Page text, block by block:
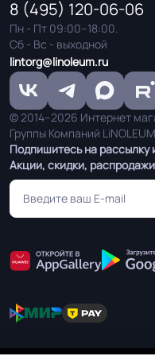
Система стыковки
швов
Система примыкания к
стенам
Способ укладки
более г/кв.м.
Производственная
площадка или завод
Подпишитесь на рассылку
Акции, скидки,
8 (495) 120-06-06
Пн - Пт 09:00–18:00.
Сб - Вс - выходной
lintorg@linoleum.ru
© 2014–2026 Интернет
Группы Компаний